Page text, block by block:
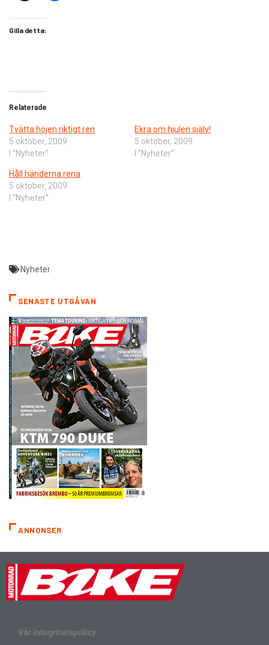
Gilla detta:
Relaterade
Tvätta hojen riktigt ren
5 oktober, 2009
I ”Nyheter”
Ekra om hjulen själv!
5 oktober, 2009
I ”Nyheter”
Håll händerna rena
5 oktober, 2009
I ”Nyheter”
Nyheter
SENASTE UTGÅVAN
ANNONSER
Vår integritetspolicy